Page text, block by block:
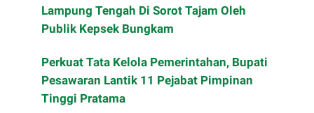
Lampung Tengah Di Sorot Tajam Oleh
Publik Kepsek Bungkam
Perkuat Tata Kelola Pemerintahan, Bupati
Pesawaran Lantik 11 Pejabat Pimpinan
Tinggi Pratama